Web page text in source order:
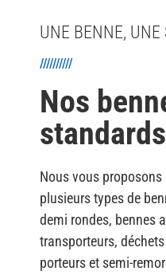
UNE BENNE, UNE
//////////
Nos
standards
Nous vous
plusieurs types de
demi rondes, bennes
transporteurs,
porteurs et semi-